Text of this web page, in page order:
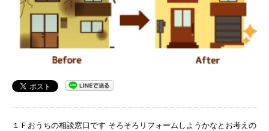
１Ｆおうちの相談窓口です そろそろリフォームしようかなとお考えの